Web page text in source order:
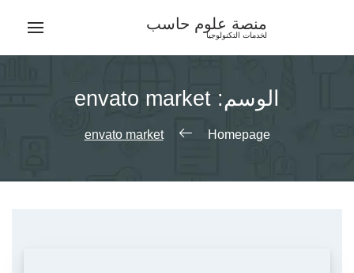
منصة علوم حاسب
لخدمات التكنولوجيا
الوسم: envato market
Homepage
envato market